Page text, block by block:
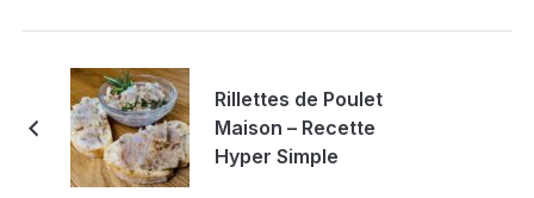
Rillettes de Poulet
Maison – Recette
Hyper Simple